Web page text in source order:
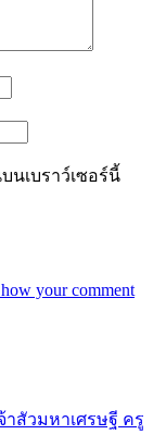
นเบราว์เซอร์นี้
your comment